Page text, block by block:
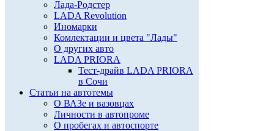
Лада-Родстер
LADA Revolution
Иномарки
Комлектации и цвета "Лады"
О других авто
LADA PRIORA
Тест-драйв LADA PRIORA
в Сочи
Статьи на автотемы
О ВАЗе и вазовцах
Личности в автопроме
О пробегах и автоспорте